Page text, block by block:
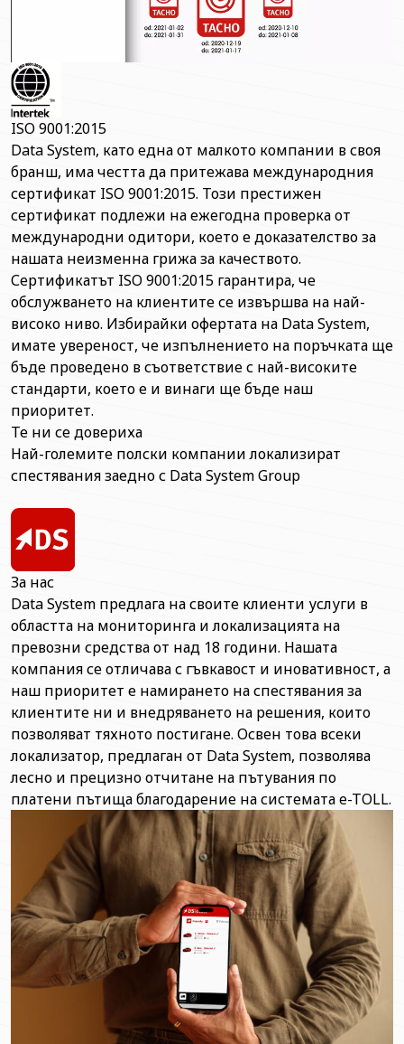
ISO 9001:2015
Data System, като една от малкото компании в своя
бранш, има честта да притежава международния
сертификат ISO 9001:2015. Този престижен
сертификат подлежи на ежегодна проверка от
международни одитори, което е доказателство за
нашата неизменна грижа за качеството.
Сертификатът ISO 9001:2015 гарантира, че
обслужването на клиентите се извършва на най-
високо ниво. Избирайки офертата на Data System,
имате увереност, че изпълнението на поръчката ще
бъде проведено в съответствие с най-високите
стандарти, което е и винаги ще бъде наш
приоритет.
Те ни се довериха
Най-големите полски компании локализират
спестявания заедно с Data System Group
За нас
Data System предлага на своите клиенти услуги в
областта на мониторинга и локализацията на
превозни средства от над 18 години. Нашата
компания се отличава с гъвкавост и иновативност, а
наш приоритет е намирането на спестявания за
клиентите ни и внедряването на решения, които
позволяват тяхното постигане. Освен това всеки
локализатор, предлаган от Data System, позволява
лесно и прецизно отчитане на пътувания по
платени пътища благодарение на системата e-TOLL.